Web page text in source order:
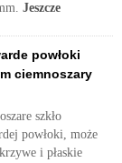
Jeszcze
powłoki
ciemnoszary
szkło
powłoki, może
i płaskie